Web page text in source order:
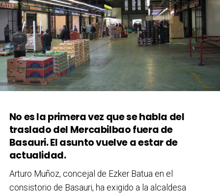
No es la primera vez que se habla del
traslado del Mercabilbao fuera de
Basauri. El asunto vuelve a estar de
actualidad.
Arturo Muñoz, concejal de Ezker Batua en el
consistorio de Basauri, ha exigido a la alcaldesa